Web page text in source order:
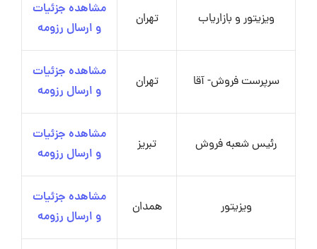
ویزیتور و بازاریاب تهران
مشاهده جزئیات
و ارسال رزومه
سرپرست فروش- آقا تهران
مشاهده جزئیات
و ارسال رزومه
رئیس شعبه فروش تبریز
مشاهده جزئیات
و ارسال رزومه
ویزیتور همدان
مشاهده جزئیات
و ارسال رزومه